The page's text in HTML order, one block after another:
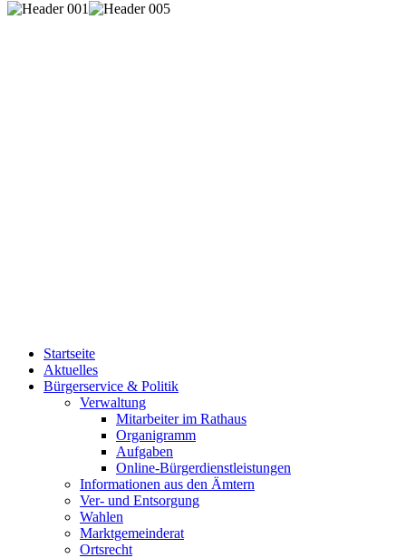
Startseite
Aktuelles
Bürgerservice & Politik
Verwaltung
Mitarbeiter im Rathaus
Organigramm
Aufgaben
Online-Bürgerdienstleistungen
Informationen aus den Ämtern
Ver- und Entsorgung
Wahlen
Marktgemeinderat
Ortsrecht